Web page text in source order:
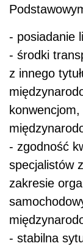
- posiadanie
- środki
z innego
- zgodność
specjalistów z
zakresie
- stabilna